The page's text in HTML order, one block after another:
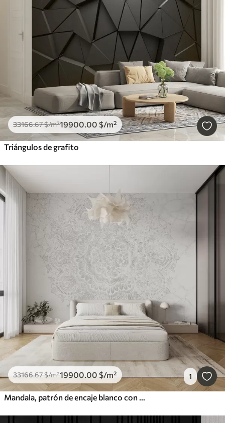
33166.67$/m²19900.00 $/m²
Triángulos de grafito
33166.67$/m²19900.00 $/m² 1
Mandala, patrón de encaje blanco con motivos florales y circulares, creando un diseño delicado e intrincado